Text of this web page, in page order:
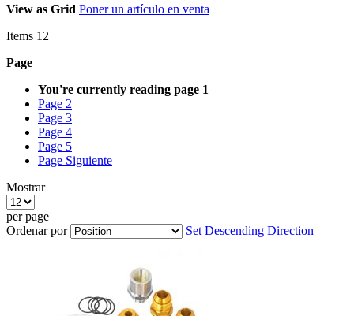
View as Grid Poner un artículo en venta
Items 12
Page
You're currently reading page 1
Page 2
Page 3
Page 4
Page 5
Page Siguiente
Mostrar
per page
Ordenar por
Set Descending Direction